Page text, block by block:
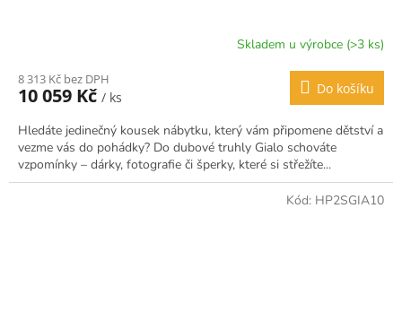
Skladem u výrobce (>3 ks)
8 313 Kč bez DPH
10 059 Kč / ks
Do košíku
Hledáte jedinečný kousek nábytku, který vám připomene dětství a
vezme vás do pohádky? Do dubové truhly Gialo schováte
vzpomínky – dárky, fotografie či šperky, které si střežíte...
Kód: HP2SGIA10